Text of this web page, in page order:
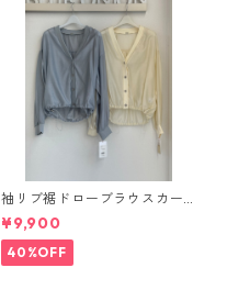
袖リブ裾ドローブラウスカー
ディガン 616947 passione 0
01-2601
¥9,900
40%OFF